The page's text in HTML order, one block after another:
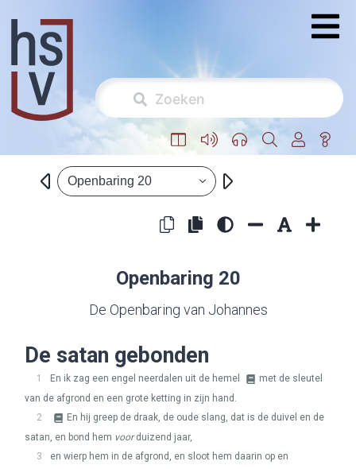
Openbaring 20
Openbaring 20
De Openbaring van Johannes
De satan gebonden
1 En ik zag een engel neerdalen uit de hemel
met de sleutel
van de afgrond en een grote ketting in zijn hand.
2
En hij greep de draak, de oude slang, dat is de duivel en de
satan, en bond hem voorduizend jaar,
3
en wierp hem in de afgrond, en sloot hem daarin op en